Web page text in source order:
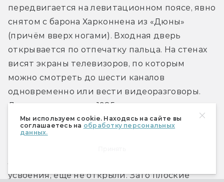
Мы используем cookie. Находясь на сайте вы
соглашаетесь на обработку персональных
данных.
передвигается на левитационном поясе, явно
снятом с барона Харконнена из «Дюны»
(причём вверх ногами). Входная дверь
открывается по отпечатку пальца. На стенах
висят экраны телевизоров, по которым
можно смотреть до шести каналов
одновременно или вести видеоразговоры.
Для попаданцев из 1985 года — сплошная
фантастика!
усвоения, ещё не открыли. Зато плоские